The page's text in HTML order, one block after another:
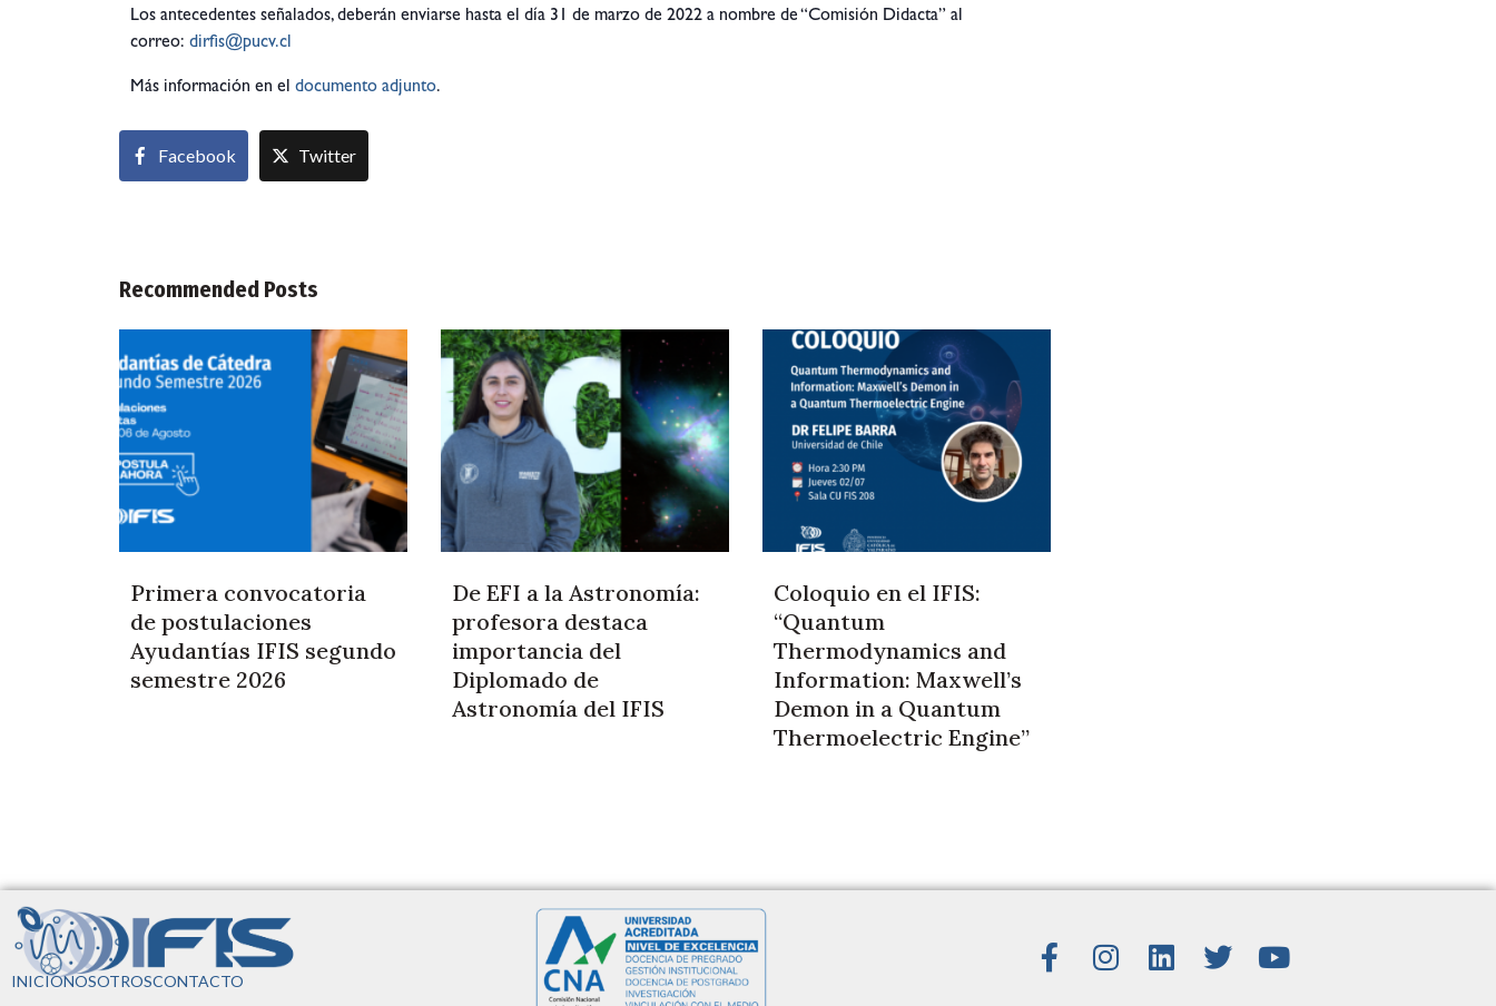
Los antecedentes señalados, deberán enviarse hasta el día 31 de marzo de 2022 a nombre de “Comisión Didacta” al
correo: dirfis@pucv.cl
Más información en el documento adjunto.
Facebook Twitter
Recommended Posts
Primera convocatoria
de postulaciones
Ayudantías IFIS segundo
semestre 2026
De EFI a la Astronomía:
profesora destaca
importancia del
Diplomado de
Astronomía del IFIS
Coloquio en el IFIS:
“Quantum
Thermodynamics and
Information: Maxwell’s
Demon in a Quantum
Thermoelectric Engine”
INICIONOSOTROSCONTACTO